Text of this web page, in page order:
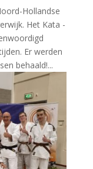
Hollandse
Het Kata -
Er werden
behaald!...